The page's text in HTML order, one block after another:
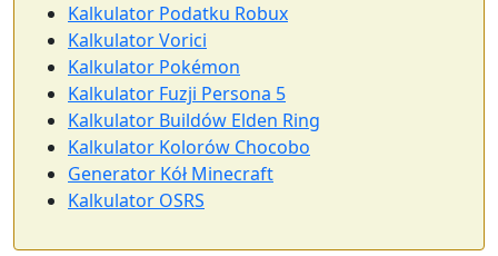
Kalkulator Podatku Robux
Kalkulator Vorici
Kalkulator Pokémon
Kalkulator Fuzji Persona 5
Kalkulator Buildów Elden Ring
Kalkulator Kolorów Chocobo
Generator Kół Minecraft
Kalkulator OSRS